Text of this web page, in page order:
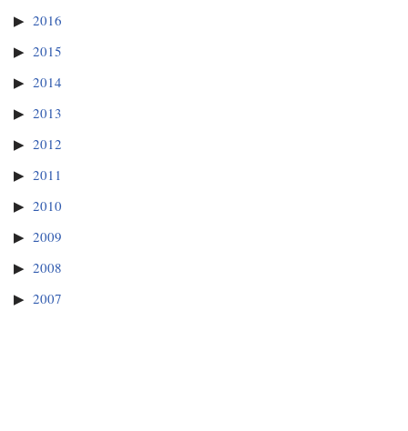
2016
2015
2014
2013
2012
2011
2010
2009
2008
2007